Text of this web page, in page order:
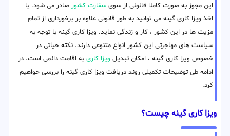
این مجوز به صورت کاملا قانونی از سوی سفارت کشور صادر می شود. با
اخذ ویزا کاری گینه می توانید به طور قانونی علاوه بر برخورداری از تمام
مزیت ها در این کشور ، کار و زندگی نماید. ویزا کاری گینه با توجه به
سیاست های مهاجرتی این کشور انواع متنوعی دارند. نکته حیاتی در
خصوص ویزا کاری گینه ، امکان تبدیل ویزا کاری به اقامت دائمی است. در
ادامه طی توضیحات تکمیلی روند دریافت ویزا کاری گینه را بررسی خواهیم
کرد.
ویزا کاری گینه چیست؟